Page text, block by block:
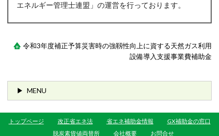
エネルギー管理士連盟」の運営を行っております。
令和3年度補正予算災害時の強靱性向上に資する天然ガス利用
設備導入支援事業費補助金
MENU
トップページ 改正省エネ法 省エネ補助金情報
GX補助金の窓口
脱炭素貨値両替所
会社概要 お問合せ